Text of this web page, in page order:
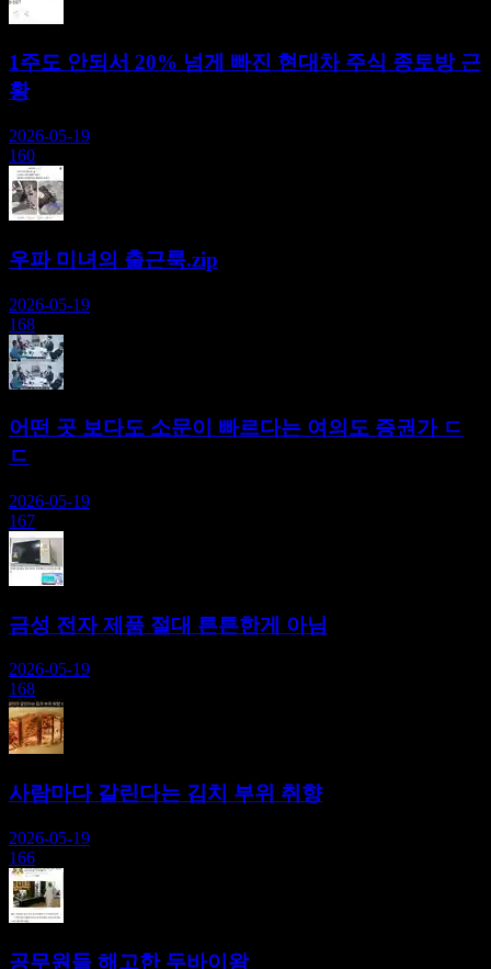
1주도 안되서 20% 넘게 빠진 현대차 주식 종토방 근
황
2026-05-19
160
우파 미녀의 출근룩.zip
2026-05-19
168
어떤 곳 보다도 소문이 빠르다는 여의도 증권가 ㄷ
ㄷ
2026-05-19
167
금성 전자 제품 절대 튼튼한게 아님
2026-05-19
168
사람마다 갈린다는 김치 부위 취향
2026-05-19
166
공무원들 해고한 두바이왕